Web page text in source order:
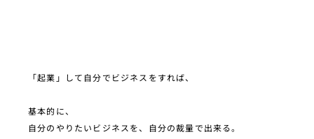
「起業」して自分でビジネスをすれば、
基本的に、
自分のやりたいビジネスを、自分の裁量で出来る。